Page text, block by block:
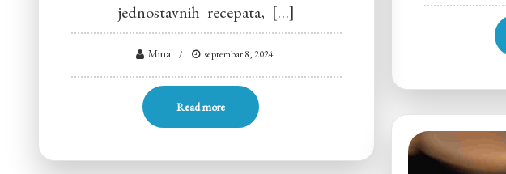
jednostavnih recepata, […]
Mina septembar 8, 2024
Read more